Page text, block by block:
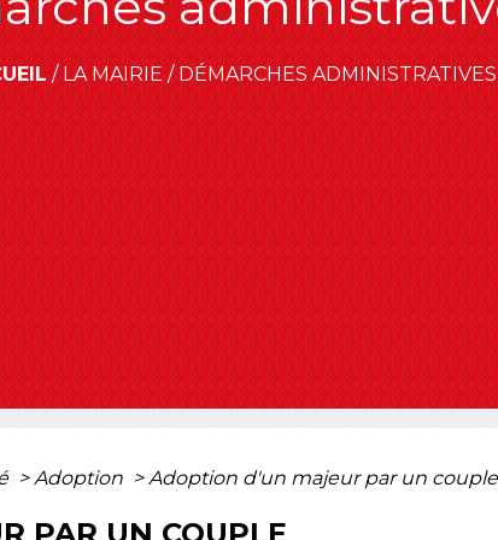
/LA MAIRIE/DÉMARCHES ADMINISTRATIVES
> Adoption > Adoption d'un majeur par un couple
PAR UN COUPLE